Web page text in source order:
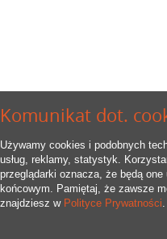
Komunikat dot.
Używamy cookies i podobnych
usług, reklamy, statystyk.
przeglądarki oznacza, że będą
końcowym. Pamiętaj, że zawsze
znajdziesz w Polityce Prywatności.